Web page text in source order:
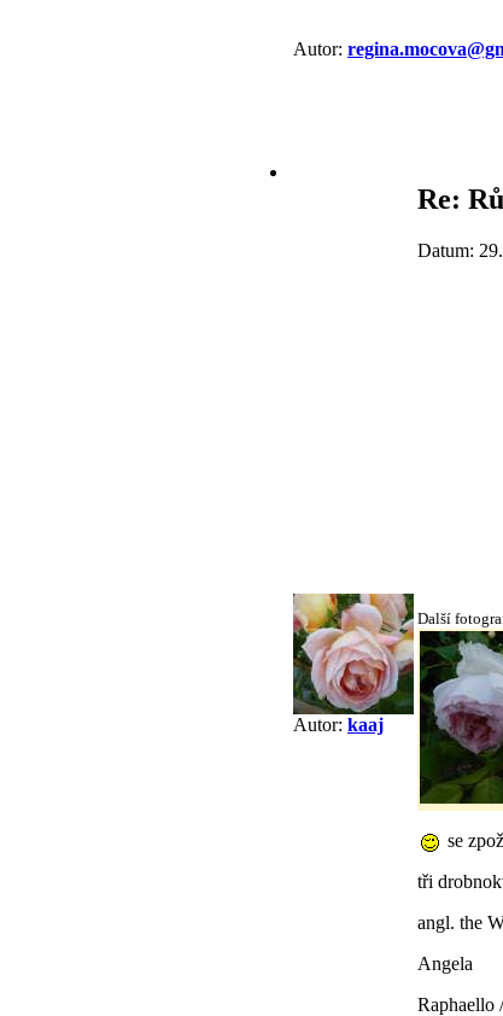
Autor:
Autor: kaaj
Re:
Datum:
Další
se
tři
angl. the
Angela
Raphaello